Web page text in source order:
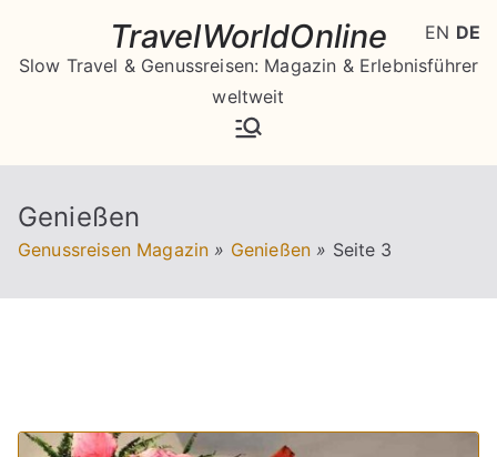
springen
TravelWorldOnline
Slow Travel & Genussreisen: Magazin & Erlebnisführer
weltweit
Genießen
Genussreisen Magazin » Genießen » Seite 3
EN DE